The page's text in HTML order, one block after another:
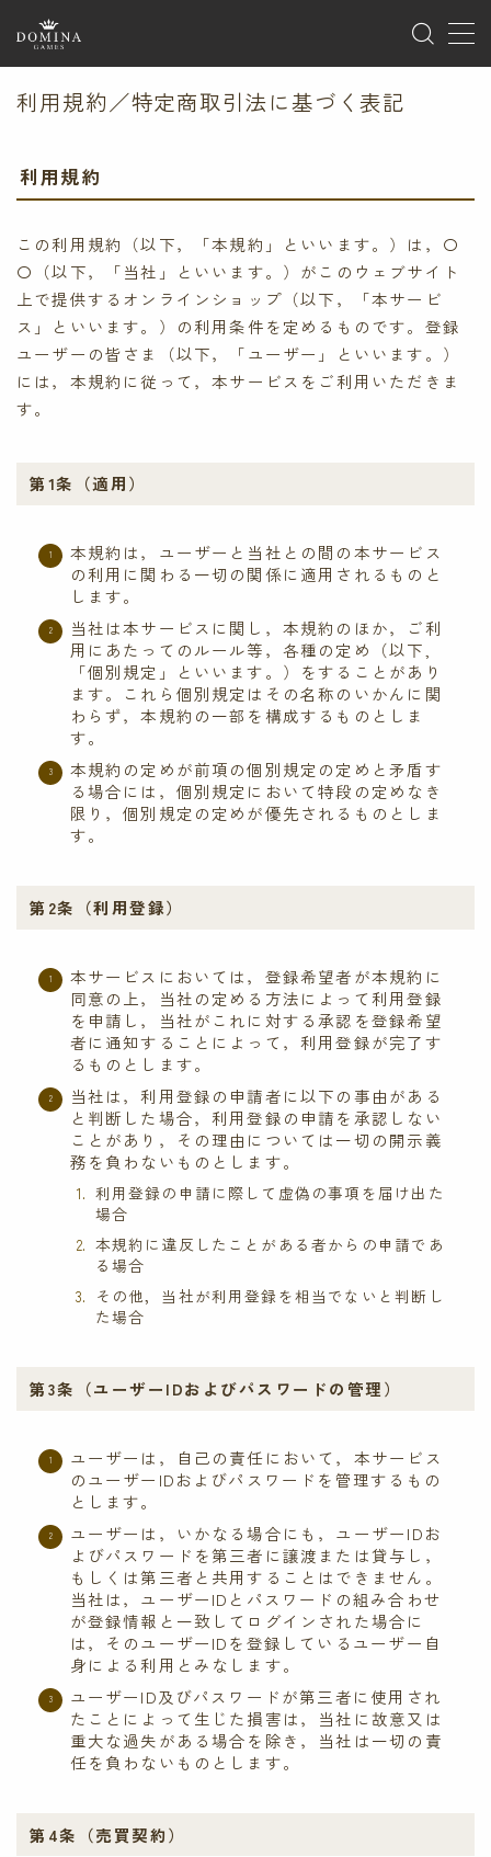
ゲーム
サプライ
海外版のご案内
イベント
ドミナコレクション
スペシャル
ブレイドロンド ドキュメント
キャンペーン
ダウンロード
サポート
ルールサポート
ガイドライン
お問い合わせ
利用規約／特定商取引法に基づく表記
利用規約
この利用規約（以下，「本規約」といいます。）は，〇
〇（以下，「当社」といいます。）がこのウェブサイト
上で提供するオンラインショップ（以下，「本サービ
ス」といいます。）の利用条件を定めるものです。登録
ユーザーの皆さま（以下，「ユーザー」といいます。）
には，本規約に従って，本サービスをご利用いただきま
す。
第1条（適用）
本規約は，ユーザーと当社との間の本サービス
の利用に関わる一切の関係に適用されるものと
します。
当社は本サービスに関し，本規約のほか，ご利
用にあたってのルール等，各種の定め（以下,
「個別規定」といいます。）をすることがあり
ます。これら個別規定はその名称のいかんに関
わらず，本規約の一部を構成するものとしま
す。
本規約の定めが前項の個別規定の定めと矛盾す
る場合には，個別規定において特段の定めなき
限り，個別規定の定めが優先されるものとしま
す。
第2条（利用登録）
本サービスにおいては，登録希望者が本規約に
同意の上，当社の定める方法によって利用登録
を申請し，当社がこれに対する承認を登録希望
者に通知することによって，利用登録が完了す
るものとします。
当社は，利用登録の申請者に以下の事由がある
と判断した場合，利用登録の申請を承認しない
ことがあり，その理由については一切の開示義
務を負わないものとします。
利用登録の申請に際して虚偽の事項を届け出た
場合
本規約に違反したことがある者からの申請であ
る場合
その他，当社が利用登録を相当でないと判断し
た場合
第3条（ユーザーIDおよびパスワードの管理）
ユーザーは，自己の責任において，本サービス
のユーザーIDおよびパスワードを管理するもの
とします。
ユーザーは，いかなる場合にも，ユーザーIDお
よびパスワードを第三者に譲渡または貸与し，
もしくは第三者と共用することはできません。
当社は，ユーザーIDとパスワードの組み合わせ
が登録情報と一致してログインされた場合に
は，そのユーザーIDを登録しているユーザー自
身による利用とみなします。
ユーザーID及びパスワードが第三者に使用され
たことによって生じた損害は，当社に故意又は
重大な過失がある場合を除き，当社は一切の責
任を負わないものとします。
第4条（売買契約）